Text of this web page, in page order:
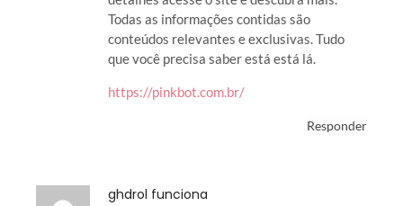
Todas as informações contidas são
conteúdos relevantes e exclusivas. Tudo
que você precisa saber está está lá.
https://pinkbot.com.br/
Responder
ghdrol funciona